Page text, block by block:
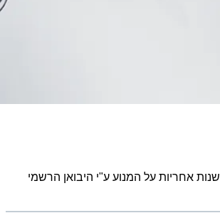
שנתיים אחריות + 8 שנות אחריות על המנוע ע"י היבואן הרשמי